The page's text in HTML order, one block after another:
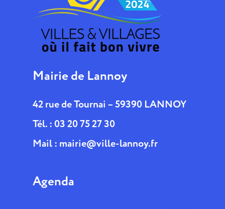
Mairie de Lannoy
42 rue de Tournai – 59390 LANNOY
Tél. : 03 20 75 27 30
Mail : mairie@ville-lannoy.fr
Agenda